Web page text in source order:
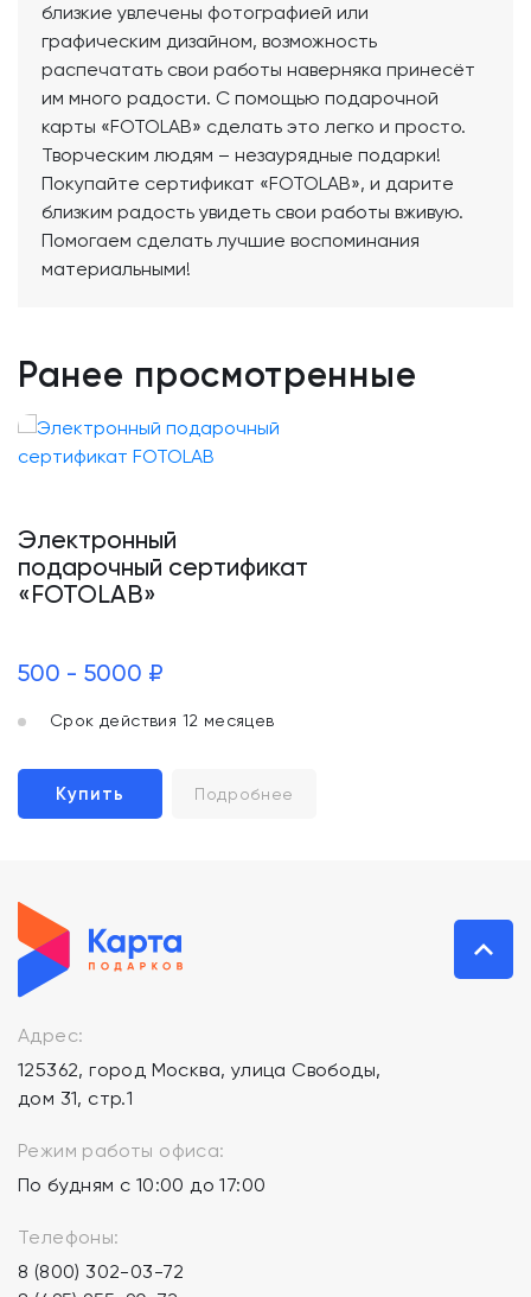
близкие увлечены фотографией или
графическим дизайном, возможность
распечатать свои работы наверняка принесёт
им много радости. С помощью подарочной
карты «FOTOLAB» сделать это легко и просто.
Творческим людям – незаурядные подарки!
Покупайте сертификат «FOTOLAB», и дарите
близким радость увидеть свои работы вживую.
Помогаем сделать лучшие воспоминания
материальными!
Ранее просмотренные
Электронный
подарочный сертификат
«FOTOLAB»
500 - 5000 ₽
Срок действия 12 месяцев
Купить Подробнее
Адрес:
125362, город Москва, улица Свободы,
дом 31, стр.1
Режим работы офиса:
По будням с 10:00 до 17:00
Телефоны:
8 (800) 302-03-72